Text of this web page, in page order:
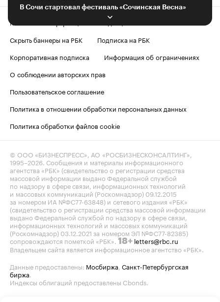
В Сочи стартовал фестиваль «Сочинская Весна»
Контактная информация
Скрыть баннеры на РБК
Подписка на РБК
Корпоративная подписка
Информация об ограничениях
О соблюдении авторских прав
Пользовательское соглашение
Политика в отношении обработки персональных данных
Политика обработки файлов cookie
© ООО «БИЗНЕСПРЕСС», АО «РОСБИЗНЕСКОНСАЛТИНГ»,
1995–2026. Сообщения и материалы информационного
агентства «РБК» (свидетельство о регистрации средства
массовой информации выдано Федеральной службой
по надзору в сфере связи, информационных технологий
и массовых коммуникаций (Роскомнадзор) 09.12.2015
за номером ИА №ФС77-63848) и сетевого издания «РБК»
(свидетельство о регистрации средства массовой информации
выдано Федеральной службой по надзору в сфере связи,
информационных технологий и массовых коммуникаций
(Роскомнадзор) 03.12.2021 за номером ЭЛ №ФС77-82385)
сопровождаются пометкой «РБК». 18+ letters@rbc.ru
Владельцем сайта является информационное агентство «РБК».
Данные предоставлены: Мосбиржа, Санкт-Петербургская
биржа.
Индексы облигаций предоставлены Cbonds.